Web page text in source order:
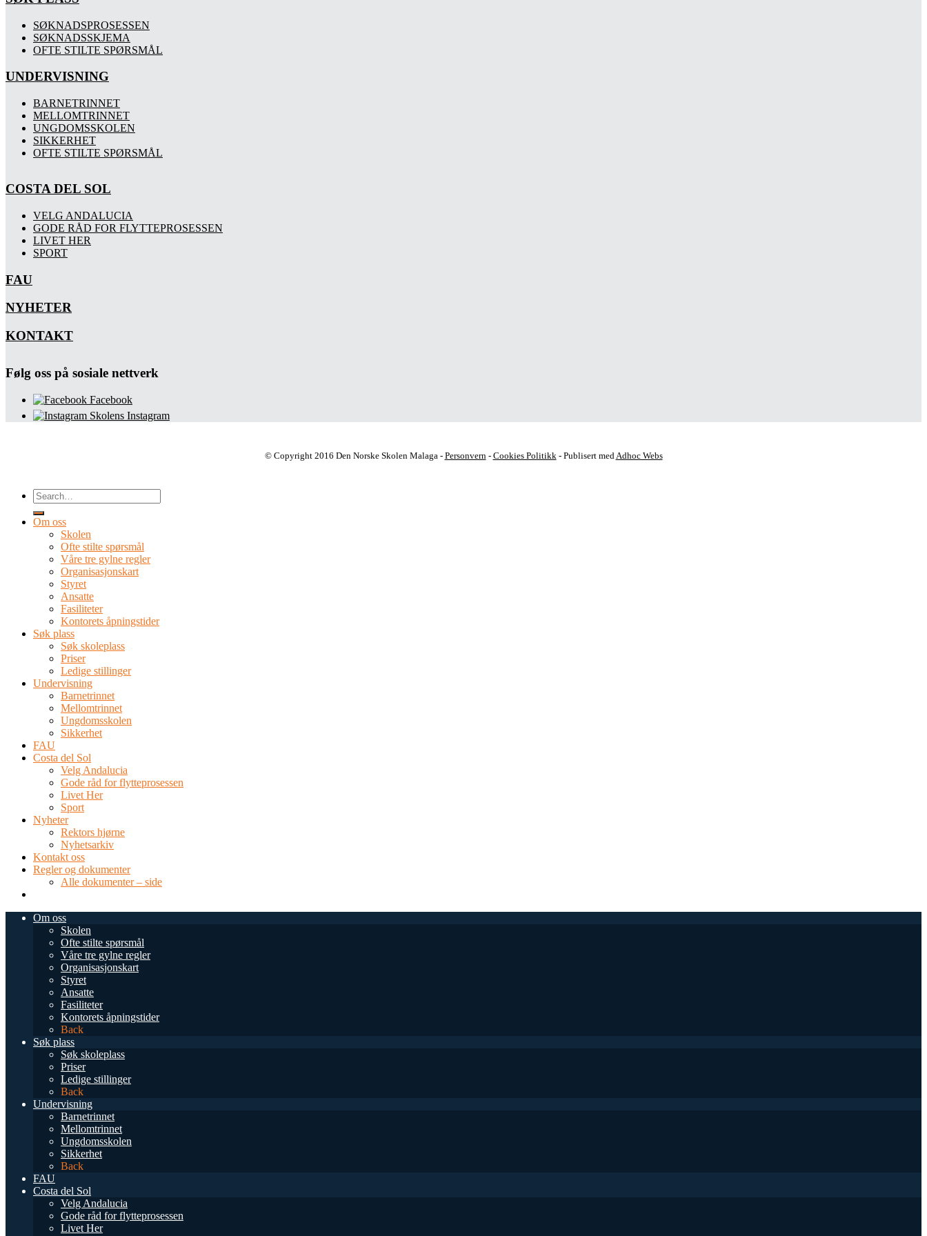
SØKNADSPROSESSEN
SØKNADSSKJEMA
OFTE STILTE SPØRSMÅL
UNDERVISNING
BARNETRINNET
MELLOMTRINNET
UNGDOMSSKOLEN
SIKKERHET
OFTE STILTE SPØRSMÅL
COSTA DEL SOL
VELG ANDALUCIA
GODE RÅD FOR FLYTTEPROSESSEN
LIVET HER
SPORT
FAU
NYHETER
KONTAKT
Følg oss på sosiale nettverk
Facebook
Skolens Instagram
© Copyright 2016 Den Norske Skolen Malaga - Personvern - Cookies Politikk - Publisert med Adhoc Webs
Om oss
Skolen
Ofte stilte spørsmål
Våre tre gylne regler
Organisasjonskart
Styret
Ansatte
Fasiliteter
Kontorets åpningstider
Søk plass
Søk skoleplass
Priser
Ledige stillinger
Undervisning
Barnetrinnet
Mellomtrinnet
Ungdomsskolen
Sikkerhet
FAU
Costa del Sol
Velg Andalucia
Gode råd for flytteprosessen
Livet Her
Sport
Nyheter
Rektors hjørne
Nyhetsarkiv
Kontakt oss
Regler og dokumenter
Alle dokumenter – side
Om oss
Skolen
Ofte stilte spørsmål
Våre tre gylne regler
Organisasjonskart
Styret
Ansatte
Fasiliteter
Kontorets åpningstider
Back
Søk plass
Søk skoleplass
Priser
Ledige stillinger
Back
Undervisning
Barnetrinnet
Mellomtrinnet
Ungdomsskolen
Sikkerhet
Back
FAU
Costa del Sol
Velg Andalucia
Gode råd for flytteprosessen
Livet Her